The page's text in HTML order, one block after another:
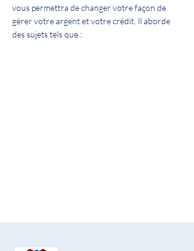
vous permettra de changer votre façon de
gérer votre argent et votre crédit. Il aborde
des sujets tels que :